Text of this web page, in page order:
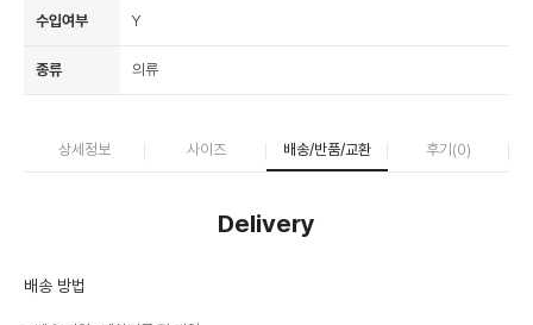
수입여부 Y
종류 의류
상세정보 사이즈 배송/반품/교환 후기(0)
Delivery
배송 방법